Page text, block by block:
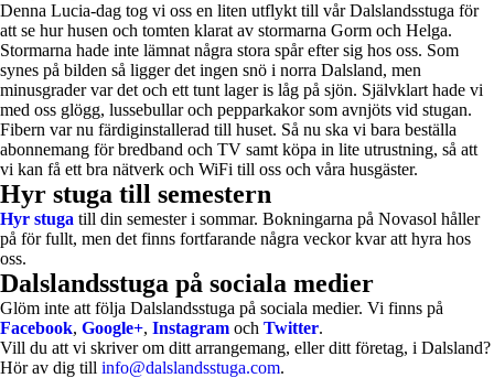
Denna Lucia-dag tog vi oss en liten utflykt till vår Dalslandsstuga för
att se hur husen och tomten klarat av stormarna Gorm och Helga.
Stormarna hade inte lämnat några stora spår efter sig hos oss. Som
synes på bilden så ligger det ingen snö i norra Dalsland, men
minusgrader var det och ett tunt lager is låg på sjön. Självklart hade vi
med oss glögg, lussebullar och pepparkakor som avnjöts vid stugan.
Fibern var nu färdiginstallerad till huset. Så nu ska vi bara beställa
abonnemang för bredband och TV samt köpa in lite utrustning, så att
vi kan få ett bra nätverk och WiFi till oss och våra husgäster.
Hyr stuga till semestern
Hyr stuga till din semester i sommar. Bokningarna på Novasol håller
på för fullt, men det finns fortfarande några veckor kvar att hyra hos
oss.
Dalslandsstuga på sociala medier
Glöm inte att följa Dalslandsstuga på sociala medier. Vi finns på
Facebook, Google+, Instagram och Twitter.
Vill du att vi skriver om ditt arrangemang, eller ditt företag, i Dalsland?
Hör av dig till info@dalslandsstuga.com.